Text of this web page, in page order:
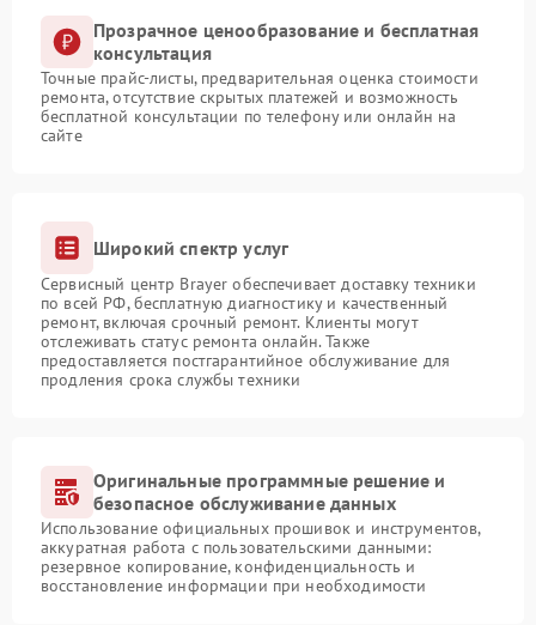
Прозрачное ценообразование и бесплатная
консультация
Точные прайс-листы, предварительная оценка стоимости
ремонта, отсутствие скрытых платежей и возможность
бесплатной консультации по телефону или онлайн на
сайте
Широкий спектр услуг
Сервисный центр Brayer обеспечивает доставку техники
по всей РФ, бесплатную диагностику и качественный
ремонт, включая срочный ремонт. Клиенты могут
отслеживать статус ремонта онлайн. Также
предоставляется постгарантийное обслуживание для
продления срока службы техники
Оригинальные программные решение и
безопасное обслуживание данных
Использование официальных прошивок и инструментов,
аккуратная работа с пользовательскими данными:
резервное копирование, конфиденциальность и
восстановление информации при необходимости